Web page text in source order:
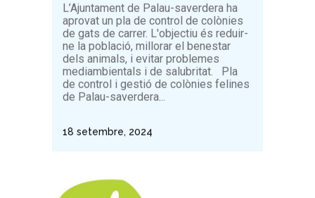
L’Ajuntament de Palau-saverdera ha
aprovat un pla de control de colònies
de gats de carrer. L'objectiu és reduir-
ne la població, millorar el benestar
dels animals, i evitar problemes
mediambientals i de salubritat. Pla
de control i gestió de colònies felines
de Palau-saverdera...
18 setembre, 2024